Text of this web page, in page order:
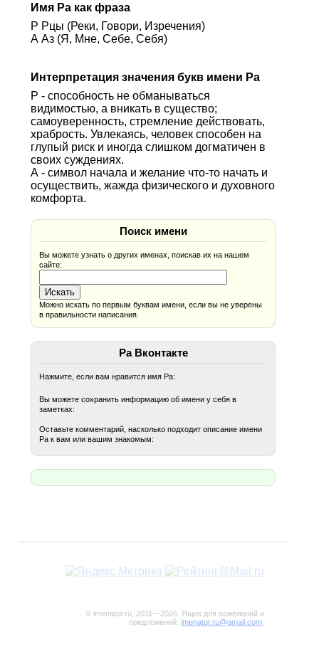
Имя Ра как фраза
Р Рцы (Реки, Говори, Изречения)
А Аз (Я, Мне, Себе, Себя)
Интерпретация значения букв имени Ра
Р - способность не обманываться
видимостью, а вникать в существо;
самоуверенность, стремление действовать,
храбрость. Увлекаясь, человек способен на
глупый риск и иногда слишком догматичен в
своих суждениях.
А - символ начала и желание что-то начать и
осуществить, жажда физического и духовного
комфорта.
Поиск имени
Вы можете узнать о других именах, поискав их на нашем
сайте:
Можно искать по первым буквам имени, если вы не уверены
в правильности написания.
Ра Вконтакте
Нажмите, если вам нравится имя Ра:
Вы можете сохранить информацию об имени у себя в
заметках:
Оставьте комментарий, насколько подходит описание имени
Ра к вам или вашим знакомым:
© imenator.ru, 2011—2026. Ящик для пожеланий и
предложений:imenator.ru@gmail.com